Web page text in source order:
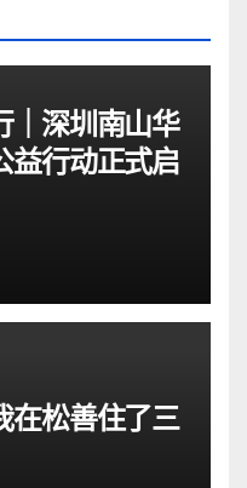
｜深圳南山华
益行动正式启
在松善住了三